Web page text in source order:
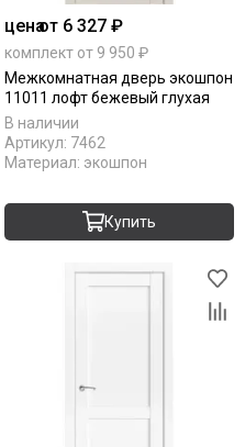
ценаот 6 327 ₽
комплект от 9 950 ₽
Межкомнатная дверь экошпон
11011 лофт бежевый глухая
В наличии
Артикул: 7462
Материал: экошпон
Купить